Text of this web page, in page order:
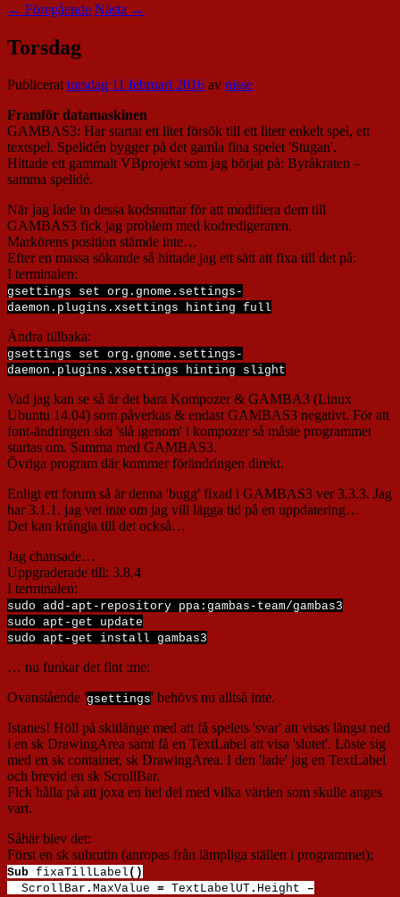
← Föregående Nästa →
Torsdag
Publicerattorsdag 11 februari 2016 av nisse
Framför datamaskinen
GAMBAS3: Har startat ett litet försök till ett litetr enkelt spel, ett
textspel. Spelidén bygger på det gamla fina spelet 'Stugan'.
Hittade ett gammalt VBprojekt som jag börjat på: Byråkraten –
samma spelidé.
När jag lade in dessa kodsnuttar för att modifiera dem till
GAMBAS3 fick jag problem med kodredigeraren.
Markörens position stämde inte…
Efter en massa sökande så hittade jag ett sätt att fixa till det på:
I terminalen:
gsettings set org.gnome.settings-
daemon.plugins.xsettings hinting full
Ändra tillbaka:
gsettings set org.gnome.settings-
daemon.plugins.xsettings hinting slight
Vad jag kan se så är det bara Kompozer & GAMBA3 (Linux
Ubuntu 14.04) som påverkas & endast GAMBAS3 negativt. För att
font-ändringen ska 'slå igenom' i kompozer så måste programmet
startas om. Samma med GAMBAS3.
Övriga program där kommer förändringen direkt.
Enligt ett forum så är denna 'bugg' fixad i GAMBAS3 ver 3.3.3. Jag
har 3.1.1. jag vet inte om jag vill lägga tid på en uppdatering…
Det kan krångla till det också…
Jag chansade…
Uppgraderade till: 3.8.4
I terminalen:
sudo add-apt-repository ppa:gambas-team/gambas3
sudo apt-get update
sudo apt-get install gambas3
… nu funkar det fint :me:
Ovanstående 'gsettings' behövs nu alltså inte.
Istanes! Höll på skitlänge med att få spelets 'svar' att visas längst ned
i en sk DrawingArea samt få en TextLabel att visa 'slutet'. Löste sig
med en sk container, sk DrawingArea. I den 'lade' jag en TextLabel
och brevid en sk ScrollBar.
Fick hålla på att joxa en hel del med vilka värden som skulle anges
vart.
Såhär blev det:
Först en sk subrutin (anropas från lämpliga ställen i programmet);
Sub fixaTillLabel ()
ScrollBar . MaxValue = TextLabelUT . Height –